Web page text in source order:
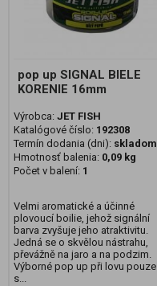
pop up SIGNAL BIELE
KORENIE 16mm
Výrobca: JET FISH
Katalógové číslo: 192308
Termín dodania (dni): skladom
Hmotnosť balenia: 0,09 kg
Počet v balení: 1
Velmi aromatické a účinné
plovoucí boilie, jehož signální
barva zvyšuje jeho atraktivitu.
Jedná se o skvělou nástrahu,
převážně na jaro a na podzim.
Výborné pop up při lovu pouze
s...